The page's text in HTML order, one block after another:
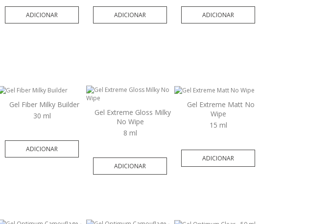
ADICIONAR ADICIONAR ADICIONAR
Gel Fiber Milky Builder
30 ml
ADICIONAR
Gel Extreme Gloss Milky
No Wipe
8 ml
ADICIONAR
Gel Extreme Matt No
Wipe
15 ml
ADICIONAR